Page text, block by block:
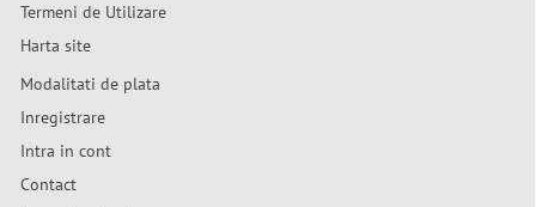
Termeni de Utilizare
Harta site
Modalitati de plata
Inregistrare
Intra in cont
Contact